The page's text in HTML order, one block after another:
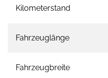
Kilometerstand
Fahrzeuglänge
Fahrzeugbreite